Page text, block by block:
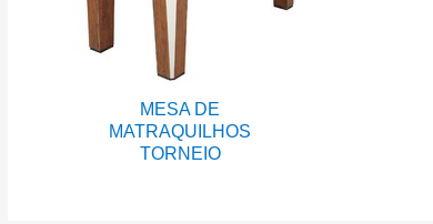
MESA DE
MATRAQUILHOS
TORNEIO